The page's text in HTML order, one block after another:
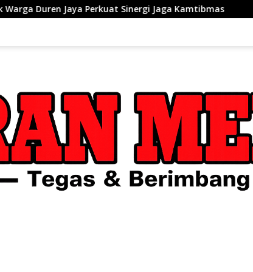
Sinergi Jaga Kamtibmas PWI dan AFPI